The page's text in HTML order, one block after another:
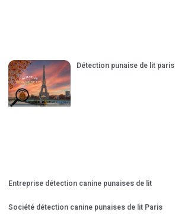
Détection punaise de lit paris
Entreprise détection canine punaises de lit
Société détection canine punaises de lit Paris